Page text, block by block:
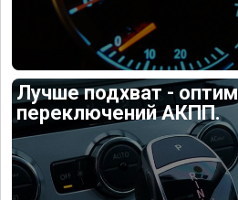
Лучше подхват -
переключений АКПП.